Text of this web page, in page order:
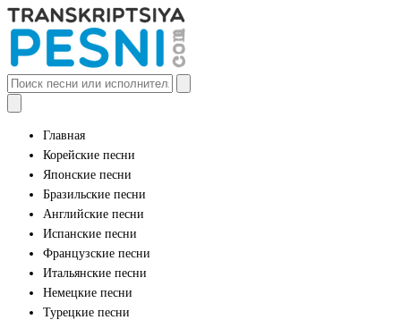
Главная
Корейские песни
Японские песни
Бразильские песни
Английские песни
Испанские песни
Французские песни
Итальянские песни
Немецкие песни
Турецкие песни